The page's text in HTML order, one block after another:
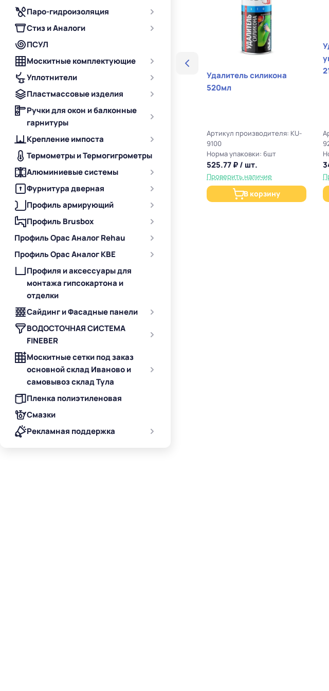
Паро-гидроизоляция
Стиз и Аналоги
ПСУЛ
Москитные комплектующие
Уплотнители
Пластмассовые изделия
Ручки для окон и балконные
гарнитуры
Крепление импоста
Термометры и Термогигрометры
Алюминиевые системы
Фурнитура дверная
Профиль армирующий
Профиль Brusbox
Профиль Орас Аналог Rehau
Профиль Орас Аналог KBE
Профиля и аксессуары для
монтажа гипсокартона и
отделки
Сайдинг и Фасадные панели
ВОДОСТОЧНАЯ СИСТЕМА
FINEBER
Москитные сетки под заказ
основной склад Иваново и
самовывоз склад Тула
Пленка полиэтиленовая
Смазки
Рекламная поддержка
Удалитель силикона
520мл
Артикул производителя: KU-
9100
Норма упаковки: 6шт
525.77 ₽ / шт.
Проверить наличие
В корзину